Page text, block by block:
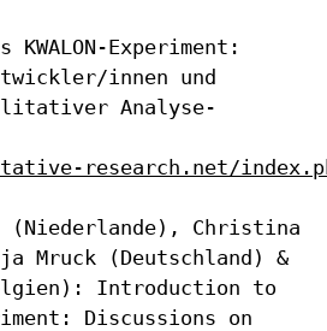
Experiment:
innen und
Analyse-
research.net/
(Niederlande), Christina
Mruck
(Deutschland) &
Introduction to
Discussions on